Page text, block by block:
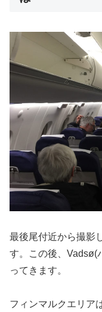
最後尾付近から撮影
す。この後、Vadsø(
ってきます。
フィンマルクエリア